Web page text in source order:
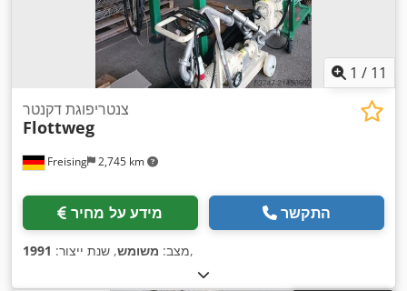
1 / 11
Freising 2,745 km
צנטריפוגת דקנטר
Flottweg
מידע על מחיר התקשר
מצב: משומש, שנת ייצור: 1991 ,